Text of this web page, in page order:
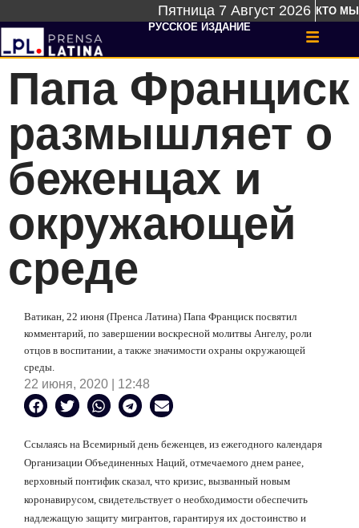
Пятница 7 Август 2026 КТО МЫ
РУССКОЕ ИЗДАНИЕ
Папа Франциск
размышляет о
беженцах и
окружающей
среде
Ватикан, 22 июня (Пренса Латина) Папа Франциск посвятил
комментарий, по завершении воскресной молитвы Ангелу, роли
отцов в воспитании, а также значимости охраны окружающей
среды.
22 июня, 2020 | 12:48
Ссылаясь на Всемирный день беженцев, из ежегодного календаря
Организации Объединенных Наций, отмечаемого днем ранее,
верховный понтифик сказал, что кризис, вызванный новым
коронавирусом, свидетельствует о необходимости обеспечить
надлежащую защиту мигрантов, гарантируя их достоинство и